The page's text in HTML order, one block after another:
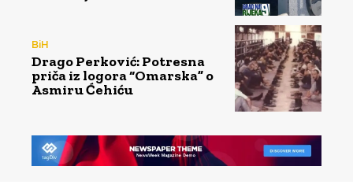
BiH
Drago Perković: Potresna
priča iz logora “Omarska” o
Asmiru Ćehiću